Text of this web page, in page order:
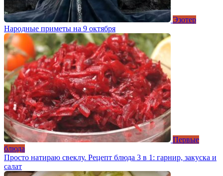
Эзотер
Народные приметы на 9 октября
Первые
блюда
Просто натираю свеклу. Рецепт блюда 3 в 1: гарнир, закуска и
салат